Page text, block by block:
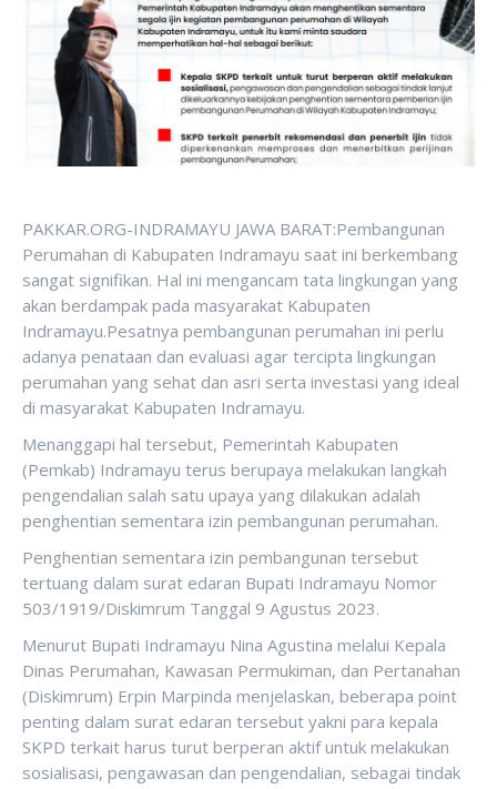
PAKKAR.ORG-INDRAMAYU JAWA BARAT:Pembangunan
Perumahan di Kabupaten Indramayu saat ini berkembang
sangat signifikan. Hal ini mengancam tata lingkungan yang
akan berdampak pada masyarakat Kabupaten
Indramayu.Pesatnya pembangunan perumahan ini perlu
adanya penataan dan evaluasi agar tercipta lingkungan
perumahan yang sehat dan asri serta investasi yang ideal
di masyarakat Kabupaten Indramayu.
Menanggapi hal tersebut, Pemerintah Kabupaten
(Pemkab) Indramayu terus berupaya melakukan langkah
pengendalian salah satu upaya yang dilakukan adalah
penghentian sementara izin pembangunan perumahan.
Penghentian sementara izin pembangunan tersebut
tertuang dalam surat edaran Bupati Indramayu Nomor
503/1919/Diskimrum Tanggal 9 Agustus 2023.
Menurut Bupati Indramayu Nina Agustina melalui Kepala
Dinas Perumahan, Kawasan Permukiman, dan Pertanahan
(Diskimrum) Erpin Marpinda menjelaskan, beberapa point
penting dalam surat edaran tersebut yakni para kepala
SKPD terkait harus turut berperan aktif untuk melakukan
sosialisasi, pengawasan dan pengendalian, sebagai tindak